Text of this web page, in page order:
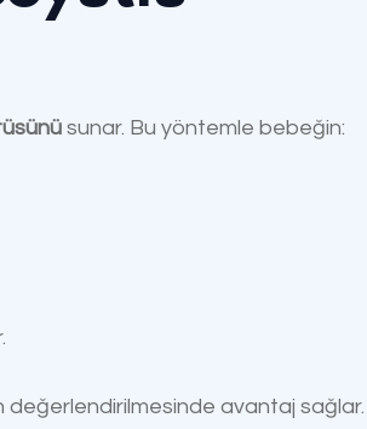
sunar. Bu yöntemle bebeğin:
değerlendirilmesinde avantaj sağlar.